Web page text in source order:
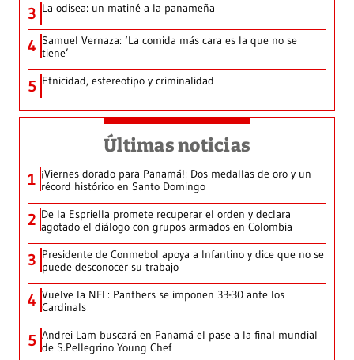
3 La odisea: un matiné a la panameña
4 Samuel Vernaza: ‘La comida más cara es la que no se
tiene’
5 Etnicidad, estereotipo y criminalidad
Últimas noticias
1 ¡Viernes dorado para Panamá!: Dos medallas de oro y un
récord histórico en Santo Domingo
2 De la Espriella promete recuperar el orden y declara
agotado el diálogo con grupos armados en Colombia
3 Presidente de Conmebol apoya a Infantino y dice que no se
puede desconocer su trabajo
4 Vuelve la NFL: Panthers se imponen 33-30 ante los
Cardinals
5 Andrei Lam buscará en Panamá el pase a la final mundial
de S.Pellegrino Young Chef